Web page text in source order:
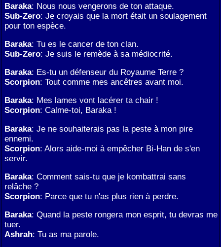
Baraka: Nous nous vengerons de ton attaque.
Sub-Zero: Je croyais que la mort était un soulagement
pour ton espèce.
Baraka: Tu es le cancer de ton clan.
Sub-Zero: Je suis le remède à sa médiocrité.
Baraka: Es-tu un défenseur du Royaume Terre ?
Scorpion: Tout comme mes ancêtres avant moi.
Baraka: Mes lames vont lacérer ta chair !
Scorpion: Calme-toi, Baraka !
Baraka: Je ne souhaiterais pas la peste à mon pire
ennemi.
Scorpion: Alors aide-moi à empêcher Bi-Han de s'en
servir.
Baraka: Comment sais-tu que je kombattrai sans
relâche ?
Scorpion: Parce que tu n'as plus rien à perdre.
Baraka: Quand la peste rongera mon esprit, tu devras me
tuer.
Ashrah: Tu as ma parole.